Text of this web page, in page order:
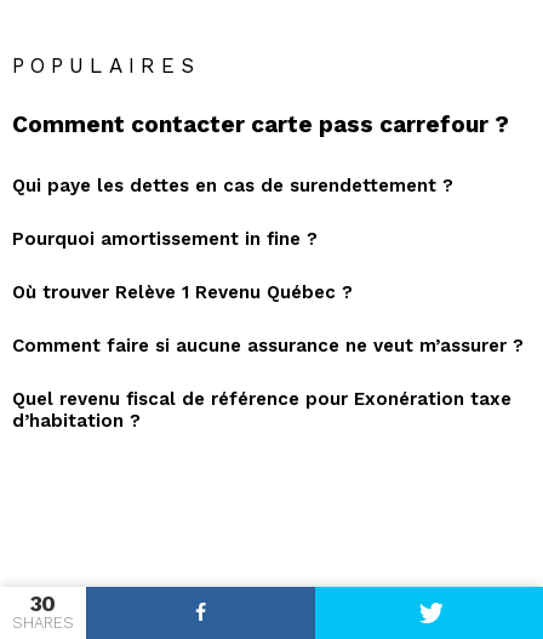
30
SHARES
POPULAIRES
Comment contacter carte pass carrefour ?
Qui paye les dettes en cas de surendettement ?
Pourquoi amortissement in fine ?
Où trouver Relève 1 Revenu Québec ?
Comment faire si aucune assurance ne veut m’assurer ?
Quel revenu fiscal de référence pour Exonération taxe
d’habitation ?